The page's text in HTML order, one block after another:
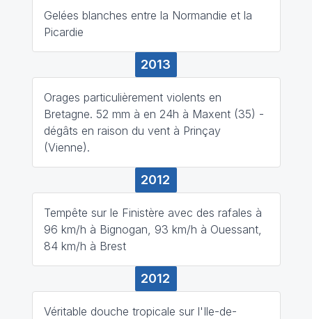
Gelées blanches entre la Normandie et la
Picardie
2013
Orages particulièrement violents en
Bretagne. 52 mm à en 24h à Maxent (35) -
dégâts en raison du vent à Prinçay
(Vienne).
2012
Tempête sur le Finistère avec des rafales à
96 km/h à Bignogan, 93 km/h à Ouessant,
84 km/h à Brest
2012
Véritable douche tropicale sur l'Ile-de-